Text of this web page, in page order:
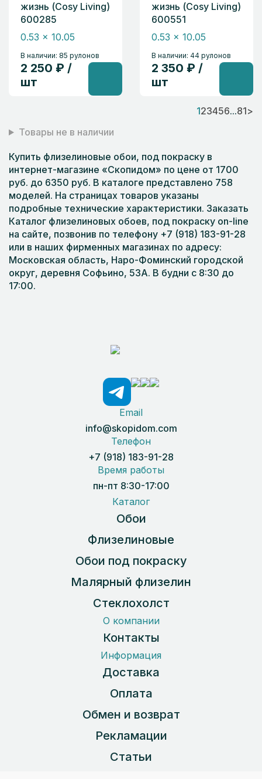
жизнь (Cosy Living)
600285
0.53 x 10.05
В наличии: 85 рулонов
2 250 ₽ /
шт
жизнь (Cosy Living)
600551
0.53 x 10.05
В наличии: 44 рулонов
2 350 ₽ /
шт
123456...81>
Товары не в наличии
Купить флизелиновые обои, под покраску в
интернет-магазине «Скопидом» по цене от 1700
руб. до 6350 руб. В каталоге представлено 758
моделей. На страницах товаров указаны
подробные технические характеристики. Заказать
Каталог флизелиновых обоев, под покраску on-line
на сайте, позвонив по телефону +7 (918) 183-91-28
или в наших фирменных магазинах по адресу:
Московская область, Наро-Фоминский городской
округ, деревня Софьино, 53А. В будни с 8:30 до
17:00.
Email
info@skopidom.com
Телефон
+7 (918) 183-91-28
Время работы
пн-пт 8:30-17:00
Каталог
Обои
Флизелиновые
Обои под покраску
Малярный флизелин
Стеклохолст
О компании
Контакты
Информация
Доставка
Оплата
Обмен и возврат
Рекламации
Статьи